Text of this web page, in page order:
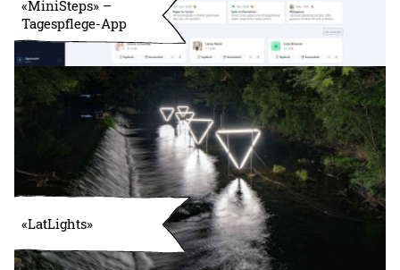
«MiniSteps» –
Tagespflege-App
«LatLights»